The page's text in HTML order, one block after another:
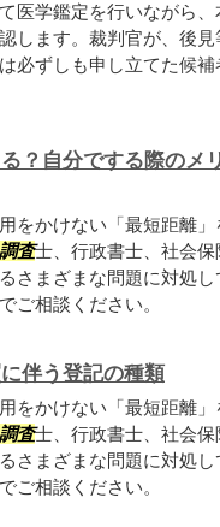
医学鑑定を行いながら
します。裁判官が、後見
必ずしも申し立てた候補
？自分でする際のメ
をかけない「最短距離」
調査士、行政書士、社会保
さまざまな問題に対処し
ご相談ください。
伴う登記の種類
をかけない「最短距離」
調査士、行政書士、社会保
さまざまな問題に対処し
ご相談ください。